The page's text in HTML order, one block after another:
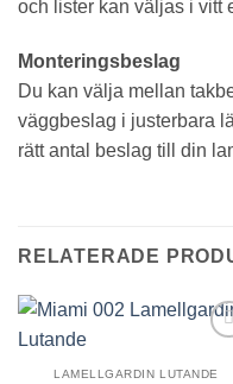
och lister kan väljas i vitt
Monteringsbeslag
Du kan välja mellan
väggbeslag i justerbara
rätt antal beslag till din
RELATERADE
LAMELLGARDIN LUTANDE